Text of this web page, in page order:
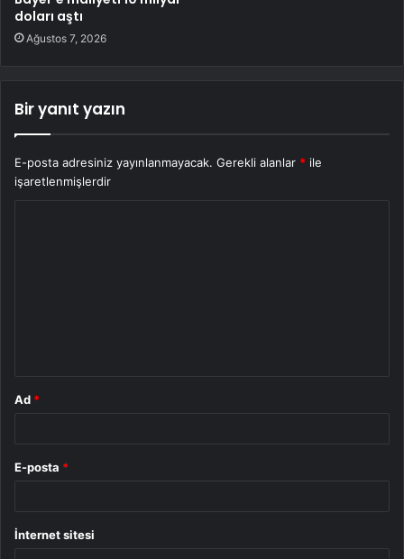
doları aştı
Ağustos 7, 2026
Bir yanıt yazın
E-posta adresiniz yayınlanmayacak. Gerekli alanlar * ile
işaretlenmişlerdir
Ad *
E-posta *
İnternet sitesi